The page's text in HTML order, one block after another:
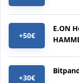
+50€
E.ON
+30€